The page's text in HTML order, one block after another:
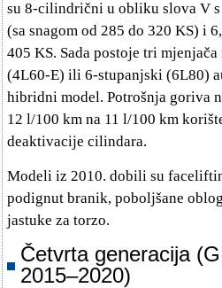
su 8-cilindrični u obliku slova V
(sa snagom od 285 do 320 KS) i
405 KS. Sada postoje tri
(4L60-E) ili 6-stupanjski (6L80)
hibridni model. Potrošnja goriva
12 l/100 km na 11 l/100 km
deaktivacije cilindara.
Modeli iz 2010. dobili su
podignut branik, poboljšane
jastuke za torzo.
Četvrta generacija
2015–2020)